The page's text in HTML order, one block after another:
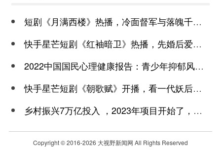
短剧《月满西楼》热播，冷面督军与落魄千金谱写民国传奇
快手星芒短剧《红袖暗卫》热播，先婚后爱诠释别样浪漫
2022中国国民心理健康报告：青少年抑郁风险高于成年
快手星芒短剧《朝歌赋》开播，看一代妖后与心机皇上极限拉扯
乡村振兴7万亿投入 ，2023年项目开始了，总有一个适合你
Copyright © 2016-2026 大视野新闻网 All Rights Reserved